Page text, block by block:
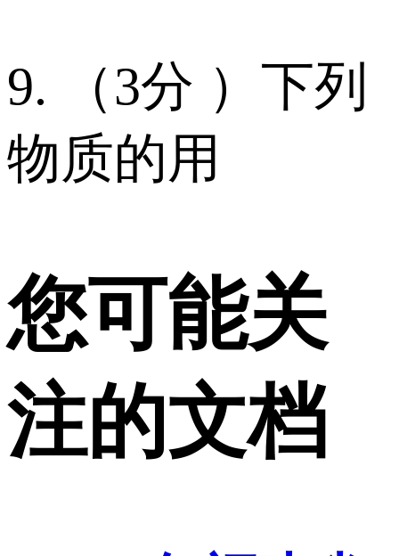
9. （3分 ）下列
物质的用
您可能关
注的文档